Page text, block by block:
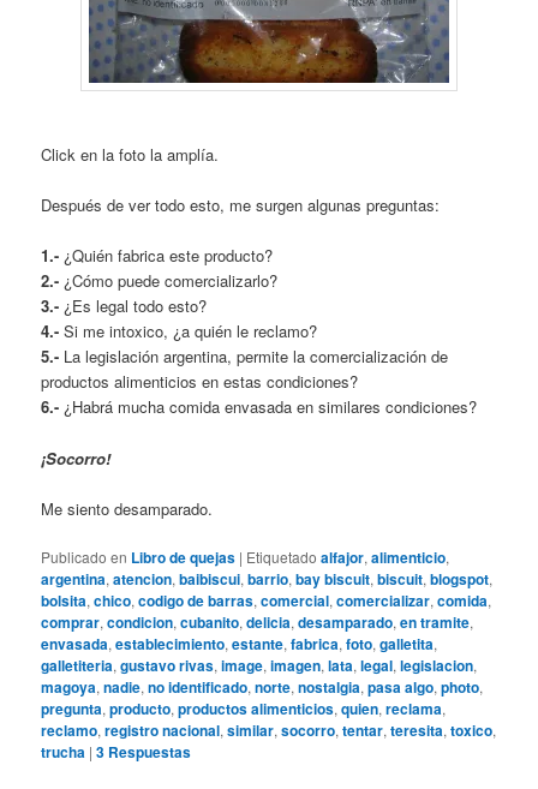
Click en la foto la amplía.
Después de ver todo esto, me surgen algunas preguntas:
1.- ¿Quién fabrica este producto?
2.- ¿Cómo puede comercializarlo?
3.- ¿Es legal todo esto?
4.- Si me intoxico, ¿a quién le reclamo?
5.- La legislación argentina, permite la comercialización de
productos alimenticios en estas condiciones?
6.- ¿Habrá mucha comida envasada en similares condiciones?
¡Socorro!
Me siento desamparado.
Publicado en Libro de quejas | Etiquetado alfajor,alimenticio,
argentina,atencion,baibiscui,barrio,bay biscuit,biscuit,blogspot,
bolsita,chico,codigo de barras,comercial,comercializar,comida,
comprar,condicion,cubanito,delicia,desamparado,en tramite,
envasada,establecimiento,estante,fabrica,foto,galletita,
galletiteria,gustavo rivas,image,imagen,lata,legal,legislacion,
magoya,nadie,no identificado,norte,nostalgia,pasa algo,photo,
pregunta,producto,productos alimenticios,quien,reclama,
reclamo,registro nacional,similar,socorro,tentar,teresita,toxico,
trucha |3 Respuestas